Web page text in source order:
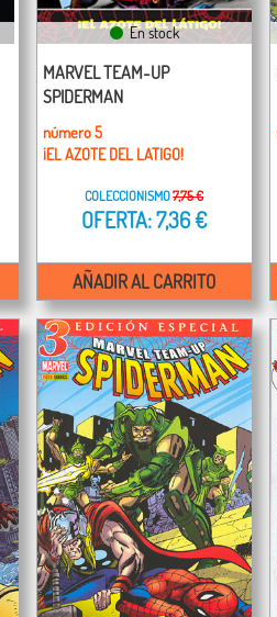
En stock
MARVEL TEAM-UP
SPIDERMAN
número 5
¡EL AZOTE DEL LATIGO!
COLECCIONISMO7,75 €
OFERTA: 7,36 €
AÑADIR AL CARRITO